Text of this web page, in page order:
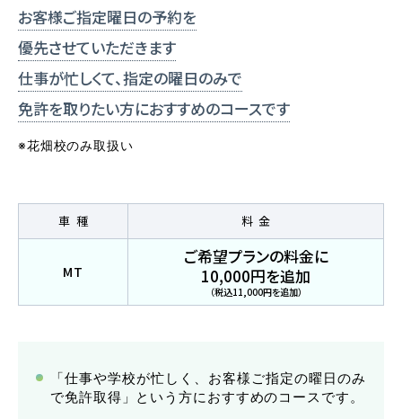
準中型自動車
中型自動車
普通自動車 第二種
受験資格特例教習
ペーパードライバー講習
ペーパーライダー講習
免許取得までの流れ
料金シミュレーション
お客様ご指定曜日の予約を
優先させていただきます
仕事が忙しくて、指定の曜日のみで
免許を取りたい方におすすめのコースです
※花畑校のみ取扱い
車種 料金
MT
ご希望プランの料金に
10,000円を追加
（税込11,000円を追加）
「仕事や学校が忙しく、お客様ご指定の曜日のみ
で免許取得」という方におすすめのコースです。